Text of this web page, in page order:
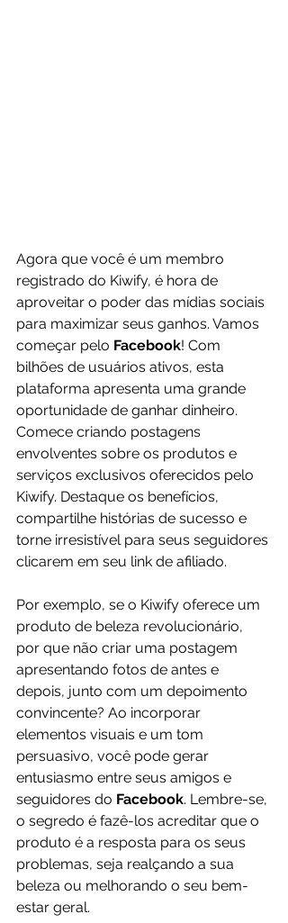
Agora que você é um membro
registrado do Kiwify, é hora de
aproveitar o poder das mídias sociais
para maximizar seus ganhos. Vamos
começar pelo Facebook! Com
bilhões de usuários ativos, esta
plataforma apresenta uma grande
oportunidade de ganhar dinheiro.
Comece criando postagens
envolventes sobre os produtos e
serviços exclusivos oferecidos pelo
Kiwify. Destaque os benefícios,
compartilhe histórias de sucesso e
torne irresistível para seus seguidores
clicarem em seu link de afiliado.
Por exemplo, se o Kiwify oferece um
produto de beleza revolucionário,
por que não criar uma postagem
apresentando fotos de antes e
depois, junto com um depoimento
convincente? Ao incorporar
elementos visuais e um tom
persuasivo, você pode gerar
entusiasmo entre seus amigos e
seguidores do Facebook. Lembre-se,
o segredo é fazê-los acreditar que o
produto é a resposta para os seus
problemas, seja realçando a sua
beleza ou melhorando o seu bem-
estar geral.